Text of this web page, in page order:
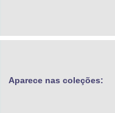
Aparece nas coleções: